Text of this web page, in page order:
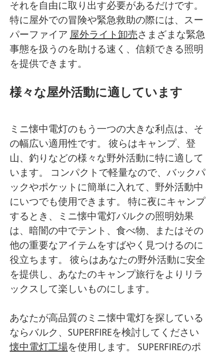
それを自由に取り出す必要があるだけです。
特に屋外での冒険や緊急救助の際には、 スー
パーファイア 屋外ライト卸売さまざまな緊急
事態を扱うのを助ける速く、信頼できる照明
を提供できます。
様々な屋外活動に適しています
ミニ懐中電灯のもう一つの大きな利点は、そ
の幅広い適用性です。 彼らはキャンプ、登
山、釣りなどの様々な野外活動に特に適して
います。 コンパクトで軽量なので、バックパ
ックやポケットに簡単に入れて、野外活動中
にいつでも使用できます。 特に夜にキャンプ
するとき、ミニ懐中電灯バルクの照明効果
は、暗闇の中でテント、食べ物、またはその
他の重要なアイテムをすばやく見つけるのに
役立ちます。 彼らはあなたの野外活動に安全
を提供し、あなたのキャンプ旅行をよりリラ
ックスして楽しいものにします。
あなたが高品質のミニ懐中電灯を探している
ならバルク 、SUPERFIREを検討してください
懐中電灯工場を使用します。 SUPERFIREのポ